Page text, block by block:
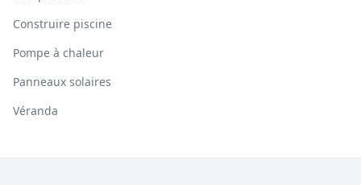
Construire piscine
Pompe à chaleur
Panneaux solaires
Véranda